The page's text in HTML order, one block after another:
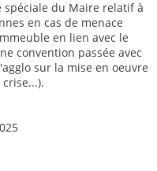
spéciale du Maire relatif à
en cas de menace
en lien avec le
convention passée avec
sur la mise en oeuvre